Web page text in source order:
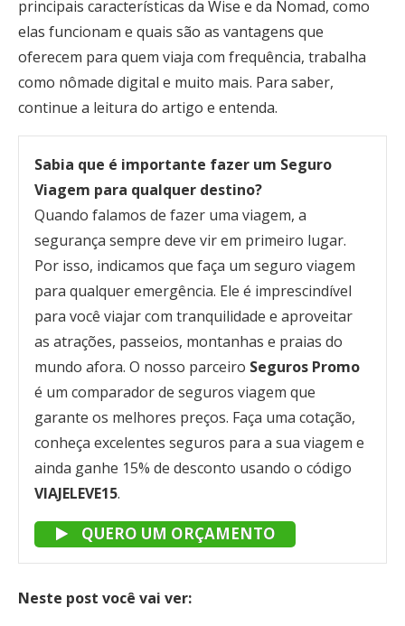
principais características da Wise e da Nomad, como
elas funcionam e quais são as vantagens que
oferecem para quem viaja com frequência, trabalha
como nômade digital e muito mais. Para saber,
continue a leitura do artigo e entenda.
Sabia que é importante fazer um Seguro
Viagem para qualquer destino?
Quando falamos de fazer uma viagem, a
segurança sempre deve vir em primeiro lugar.
Por isso, indicamos que faça um seguro viagem
para qualquer emergência. Ele é imprescindível
para você viajar com tranquilidade e aproveitar
as atrações, passeios, montanhas e praias do
mundo afora. O nosso parceiro Seguros Promo
é um comparador de seguros viagem que
garante os melhores preços. Faça uma cotação,
conheça excelentes seguros para a sua viagem e
ainda ganhe 15% de desconto usando o código
VIAJELEVE15.
QUERO UM ORÇAMENTO
Neste post você vai ver: